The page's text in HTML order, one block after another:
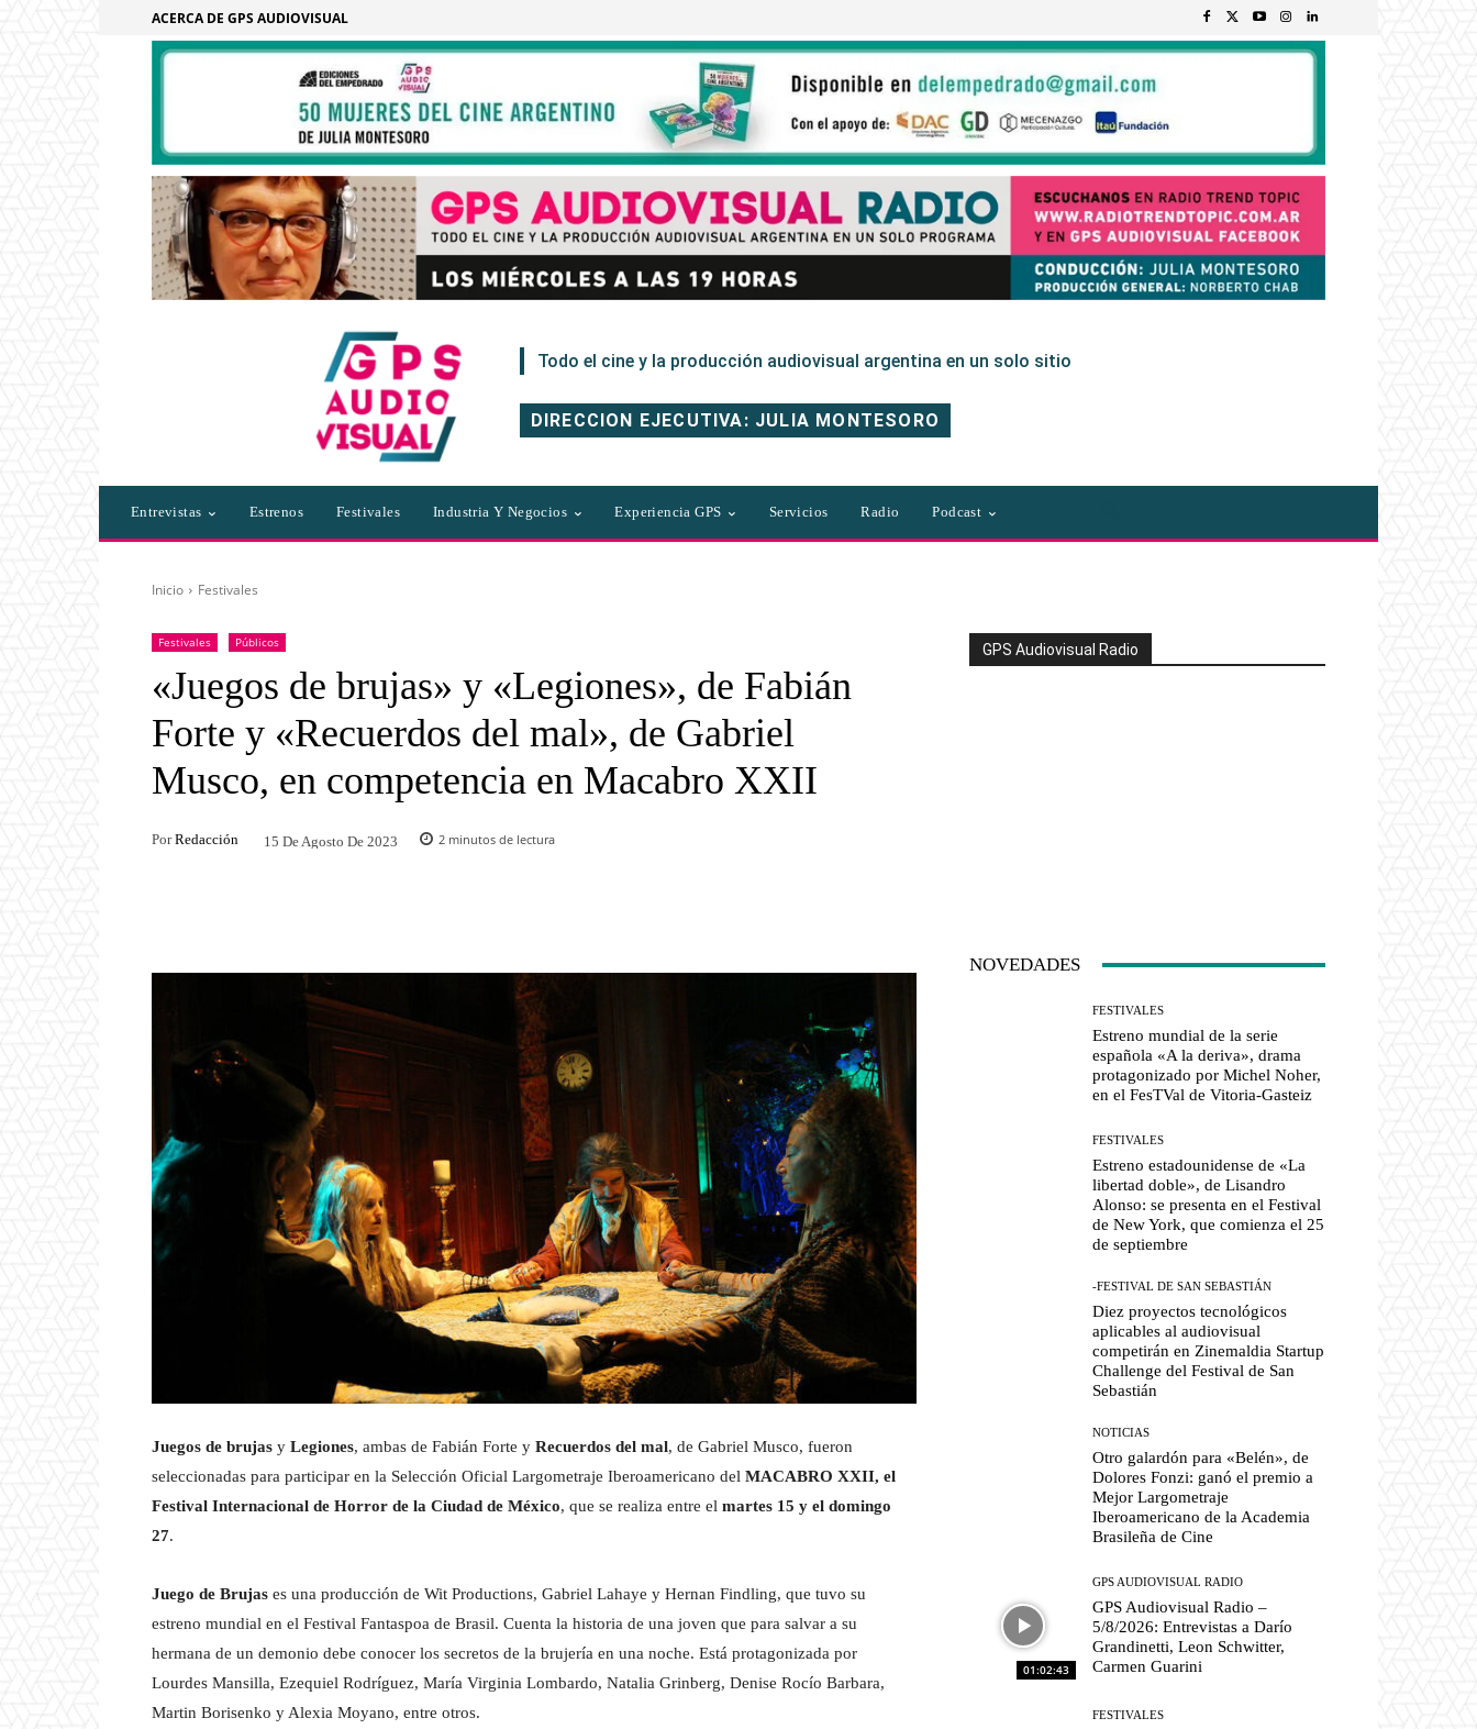
ACERCA DE GPS AUDIOVISUAL
Todo el cine y la producción audiovisual argentina en un solo sitio
DIRECCION EJECUTIVA: JULIA MONTESORO
Entrevistas Estrenos Festivales Industria Y Negocios Experiencia GPS Servicios Radio Podcast
Inicio Festivales
Festivales Públicos
«Juegos de brujas» y «Legiones», de Fabián
Forte y «Recuerdos del mal», de Gabriel
Musco, en competencia en Macabro XXII
Por Redacción 15 De Agosto De 2023 2 minutos de lectura
Juegos de brujas y Legiones, ambas de Fabián Forte y Recuerdos del mal, de Gabriel Musco, fueron
seleccionadas para participar en la Selección Oficial Largometraje Iberoamericano del MACABRO XXII, el
Festival Internacional de Horror de la Ciudad de México, que se realiza entre el martes 15 y el domingo
27.
Juego de Brujas es una producción de Wit Productions, Gabriel Lahaye y Hernan Findling, que tuvo su
estreno mundial en el Festival Fantaspoa de Brasil. Cuenta la historia de una joven que para salvar a su
hermana de un demonio debe conocer los secretos de la brujería en una noche. Está protagonizada por
Lourdes Mansilla, Ezequiel Rodríguez, María Virginia Lombardo, Natalia Grinberg, Denise Rocío Barbara,
Martin Borisenko y Alexia Moyano, entre otros.
GPS Audiovisual Radio
NOVEDADES
FESTIVALES
Estreno mundial de la serie
española «A la deriva», drama
protagonizado por Michel Noher,
en el FesTVal de Vitoria-Gasteiz
FESTIVALES
Estreno estadounidense de «La
libertad doble», de Lisandro
Alonso: se presenta en el Festival
de New York, que comienza el 25
de septiembre
-FESTIVAL DE SAN SEBASTIÁN
Diez proyectos tecnológicos
aplicables al audiovisual
competirán en Zinemaldia Startup
Challenge del Festival de San
Sebastián
NOTICIAS
Otro galardón para «Belén», de
Dolores Fonzi: ganó el premio a
Mejor Largometraje
Iberoamericano de la Academia
Brasileña de Cine
01:02:43
GPS AUDIOVISUAL RADIO
GPS Audiovisual Radio –
5/8/2026: Entrevistas a Darío
Grandinetti, Leon Schwitter,
Carmen Guarini
FESTIVALES